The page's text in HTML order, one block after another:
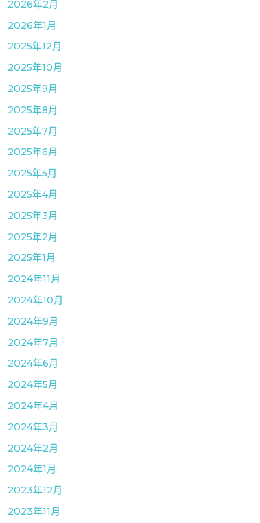
2026年2月
2026年1月
2025年12月
2025年10月
2025年9月
2025年8月
2025年7月
2025年6月
2025年5月
2025年4月
2025年3月
2025年2月
2025年1月
2024年11月
2024年10月
2024年9月
2024年7月
2024年6月
2024年5月
2024年4月
2024年3月
2024年2月
2024年1月
2023年12月
2023年11月